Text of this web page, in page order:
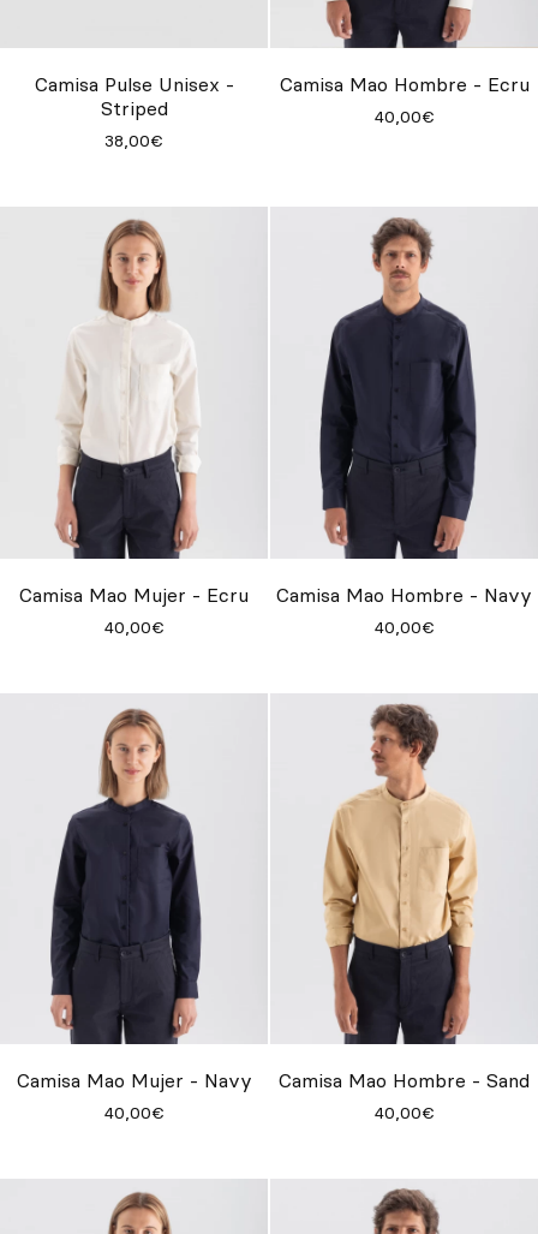
Camisa Pulse Unisex -
Striped
38,00€
Camisa Mao Hombre - Ecru
40,00€
Camisa Mao Mujer - Ecru
40,00€
Camisa Mao Hombre - Navy
40,00€
Camisa Mao Mujer - Navy
40,00€
Camisa Mao Hombre - Sand
40,00€